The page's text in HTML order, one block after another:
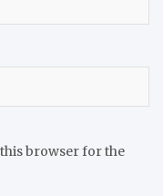
this browser for the